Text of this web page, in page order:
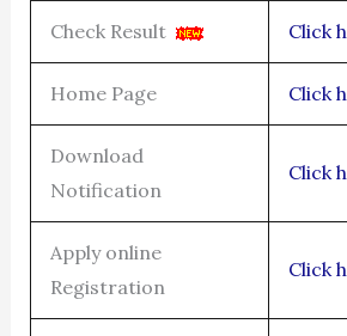
Check Result Click
Home Page Click
Download
Notification
Click
Apply online
Registration
Click